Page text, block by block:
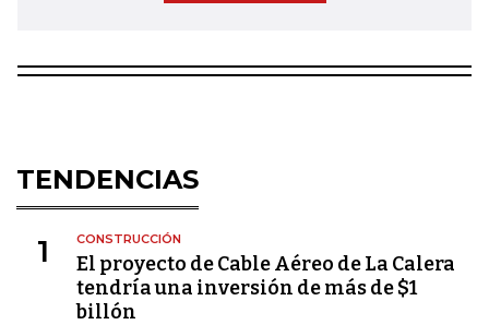
TENDENCIAS
1 CONSTRUCCIÓN
El proyecto de Cable Aéreo de La Calera
tendría una inversión de más de $1
billón